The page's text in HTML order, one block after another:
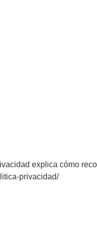
explica cómo
privacidad/